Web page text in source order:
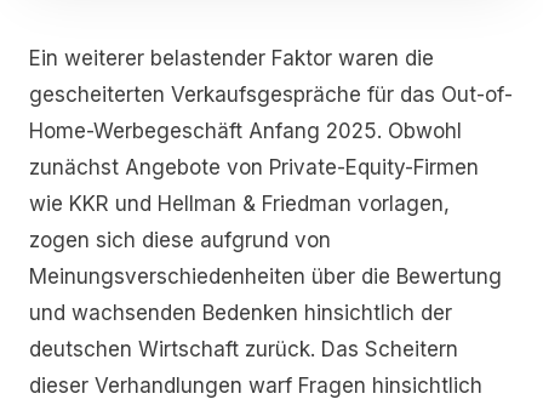
Ein weiterer belastender Faktor waren die
gescheiterten Verkaufsgespräche für das Out-of-
Home-Werbegeschäft Anfang 2025. Obwohl
zunächst Angebote von Private-Equity-Firmen
wie KKR und Hellman & Friedman vorlagen,
zogen sich diese aufgrund von
Meinungsverschiedenheiten über die Bewertung
und wachsenden Bedenken hinsichtlich der
deutschen Wirtschaft zurück. Das Scheitern
dieser Verhandlungen warf Fragen hinsichtlich